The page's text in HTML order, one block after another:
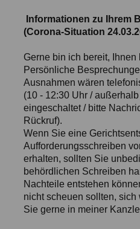
Informationen zu Ihrem
(Corona-Situation
Gerne bin ich bereit,
Persönliche
Ausnahmen wären
(10 - 12:30 Uhr /
eingeschaltet / bitte
Rückruf).
Wenn Sie eine
Aufforderungsschreiben
erhalten, sollten Sie
behördlichen Schreiben
Nachteile entstehen
nicht scheuen sollten,
Sie gerne in meiner